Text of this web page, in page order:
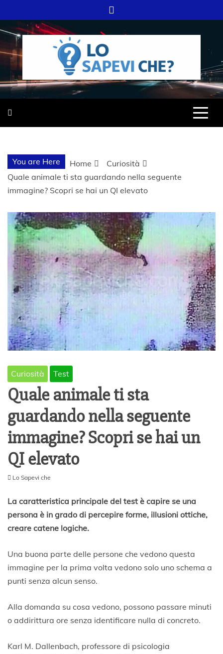
to
content
LO SAPEVI
CHE?
SITO WEB DEL GRUPPO LIFELIVE
You are Here Home
Curiosità
Quale animale ti sta guardando nella seguente
immagine? Scopri se hai un QI elevato
Curiosità Test
Quale animale ti sta
guardando nella seguente
immagine? Scopri se hai un
QI elevato
9
a
g
o
2
2
Lo Sapevi che
La caratteristica principale del test è capire se una
persona è in grado di percepire forme, illusioni ottiche,
creare catene logiche.
Una buona parte delle persone che vedono questa
immagine per la prima volta vedono solo uno schema a
punti senza alcun senso.
Alla domanda su cosa vedono, possono passare minuti
o addirittura ore senza identificare nulla di concreto.
Karl M. Dallenbach, professore di psicologia